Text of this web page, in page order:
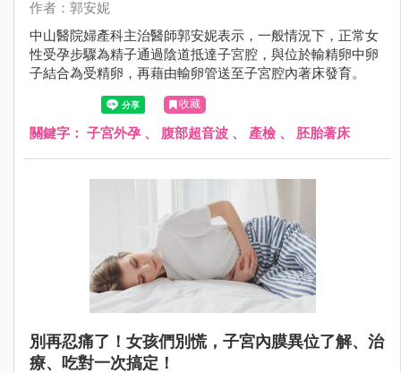
作者：郭安妮
中山醫院婦產科主治醫師郭安妮表示，一般情況下，正常女
性受孕步驟為精子通過陰道抵達子宮腔，與位於輸精卵中卵
子結合為受精卵，再藉由輸卵管送至子宮腔內著床發育。
收藏
關鍵字： 子宮外孕 、 腹部超音波 、 產檢 、 胚胎著床
別再忍痛了！女孩們別慌，子宮內膜異位了解、治
療、吃對一次搞定！